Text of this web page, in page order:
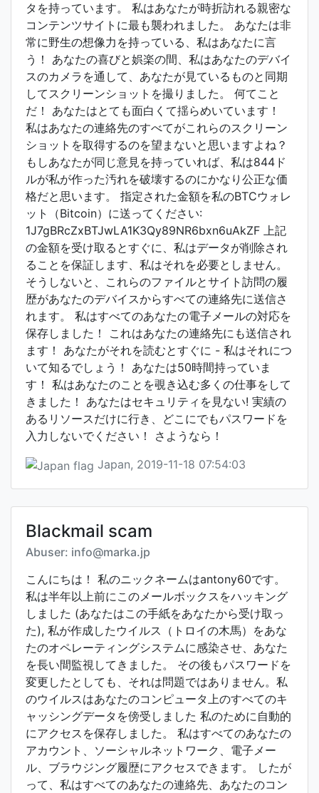
タを持っています。 私はあなたが時折訪れる親密な
コンテンツサイトに最も襲われました。 あなたは非
常に野生の想像力を持っている、私はあなたに言
う！ あなたの喜びと娯楽の間、私はあなたのデバイ
スのカメラを通して、あなたが見ているものと同期
してスクリーンショットを撮りました。 何てこと
だ！ あなたはとても面白くて揺らめいています！
私はあなたの連絡先のすべてがこれらのスクリーン
ショットを取得するのを望まないと思いますよね？
もしあなたが同じ意見を持っていれば、私は844ド
ルが私が作った汚れを破壊するのにかなり公正な価
格だと思います。 指定された金額を私のBTCウォレ
ット（Bitcoin）に送ってください:
1J7gBRcZxBTJwLA1K3Qy89NR6bxn6uAkZF 上記
の金額を受け取るとすぐに、私はデータが削除され
ることを保証します、私はそれを必要としません。
そうしないと、これらのファイルとサイト訪問の履
歴があなたのデバイスからすべての連絡先に送信さ
れます。 私はすべてのあなたの電子メールの対応を
保存しました！ これはあなたの連絡先にも送信され
ます！ あなたがそれを読むとすぐに - 私はそれにつ
いて知るでしょう！ あなたは50時間持っていま
す！ 私はあなたのことを覗き込む多くの仕事をして
きました！ あなたはセキュリティを見ない! 実績の
あるリソースだけに行き、どこにでもパスワードを
入力しないでください！ さようなら！
Japan, 2019-11-18 07:54:03
Blackmail scam
Abuser: info@marka.jp
こんにちは！ 私のニックネームはantony60です。
私は半年以上前にこのメールボックスをハッキング
しました (あなたはこの手紙をあなたから受け取っ
た), 私が作成したウイルス（トロイの木馬）をあな
たのオペレーティングシステムに感染させ、あなた
を長い間監視してきました。 その後もパスワードを
変更したとしても、それは問題ではありません。私
のウイルスはあなたのコンピュータ上のすべてのキ
ャッシングデータを傍受しました 私のために自動的
にアクセスを保存しました。 私はすべてのあなたの
アカウント、ソーシャルネットワーク、電子メー
ル、ブラウジング履歴にアクセスできます。 したが
って、私はすべてのあなたの連絡先、あなたのコン